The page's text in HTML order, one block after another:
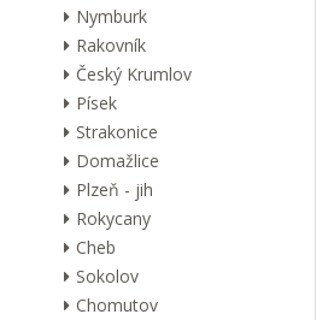
Nymburk
Rakovník
Český Krumlov
Písek
Strakonice
Domažlice
Plzeň - jih
Rokycany
Cheb
Sokolov
Chomutov